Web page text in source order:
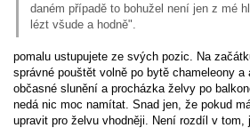
daném případě to bohužel není jen z mé
lézt všude a hodně".
pomalu ustupujete ze svých pozic. Na
správné pouštět volně po bytě chameleony a
občasné slunění a procházka želvy po
nedá nic moc namítat. Snad jen, že pokud
upravit pro želvu vhodněji. Není rozdíl v tom,